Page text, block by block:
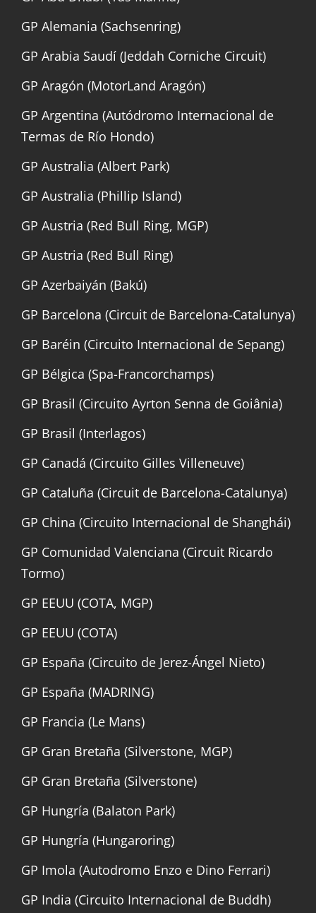
GP Alemania (Sachsenring)
GP Arabia Saudí (Jeddah Corniche Circuit)
GP Aragón (MotorLand Aragón)
GP Argentina (Autódromo Internacional de
Termas de Río Hondo)
GP Australia (Albert Park)
GP Australia (Phillip Island)
GP Austria (Red Bull Ring, MGP)
GP Austria (Red Bull Ring)
GP Azerbaiyán (Bakú)
GP Barcelona (Circuit de Barcelona-Catalunya)
GP Baréin (Circuito Internacional de Sepang)
GP Bélgica (Spa-Francorchamps)
GP Brasil (Circuito Ayrton Senna de Goiânia)
GP Brasil (Interlagos)
GP Canadá (Circuito Gilles Villeneuve)
GP Cataluña (Circuit de Barcelona-Catalunya)
GP China (Circuito Internacional de Shanghái)
GP Comunidad Valenciana (Circuit Ricardo
Tormo)
GP EEUU (COTA, MGP)
GP EEUU (COTA)
GP España (Circuito de Jerez-Ángel Nieto)
GP España (MADRING)
GP Francia (Le Mans)
GP Gran Bretaña (Silverstone, MGP)
GP Gran Bretaña (Silverstone)
GP Hungría (Balaton Park)
GP Hungría (Hungaroring)
GP Imola (Autodromo Enzo e Dino Ferrari)
GP India (Circuito Internacional de Buddh)